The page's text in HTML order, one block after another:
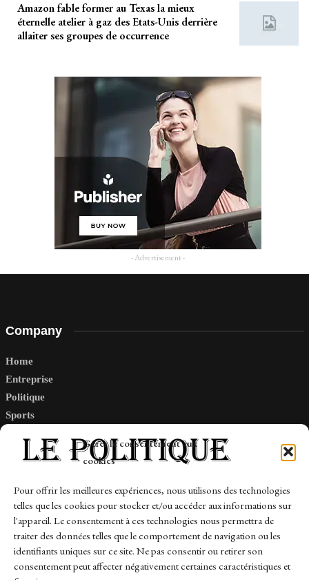
Gérer le consentement aux
cookies
Pour offrir les meilleures expériences, nous utilisons des technologies
telles que les cookies pour stocker et/ou accéder aux informations sur
l'appareil. Le consentement à ces technologies nous permettra de
traiter des données telles que le comportement de navigation ou les
identifiants uniques sur ce site. Ne pas consentir ou retirer son
consentement peut affecter négativement certaines caractéristiques et
Amazon fable former au Texas la mieux
éternelle atelier à gaz des Etats-Unis derrière
allaiter ses groupes de occurrence
- Advertisement -
Company
Home
Entreprise
Politique
Sports
Links
Contact
Sitemap